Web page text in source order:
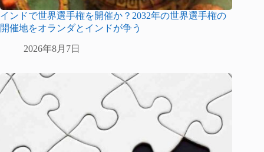
インドで世界選手権を開催か？2032年の世界選手権の
開催地をオランダとインドが争う
2026年8月7日